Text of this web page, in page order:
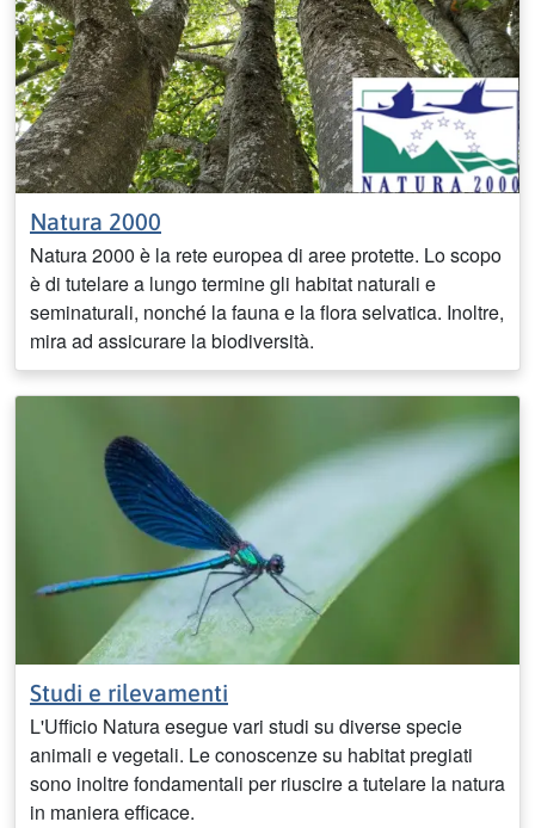
Natura 2000
Natura 2000 è la rete europea di aree protette. Lo scopo
è di tutelare a lungo termine gli habitat naturali e
seminaturali, nonché la fauna e la flora selvatica. Inoltre,
mira ad assicurare la biodiversità.
Studi e rilevamenti
L'Ufficio Natura esegue vari studi su diverse specie
animali e vegetali. Le conoscenze su habitat pregiati
sono inoltre fondamentali per riuscire a tutelare la natura
in maniera efficace.